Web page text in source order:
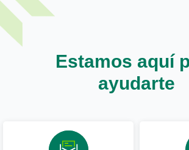
Estamos aquí
ayudarte